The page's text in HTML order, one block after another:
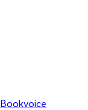
Bookvoice